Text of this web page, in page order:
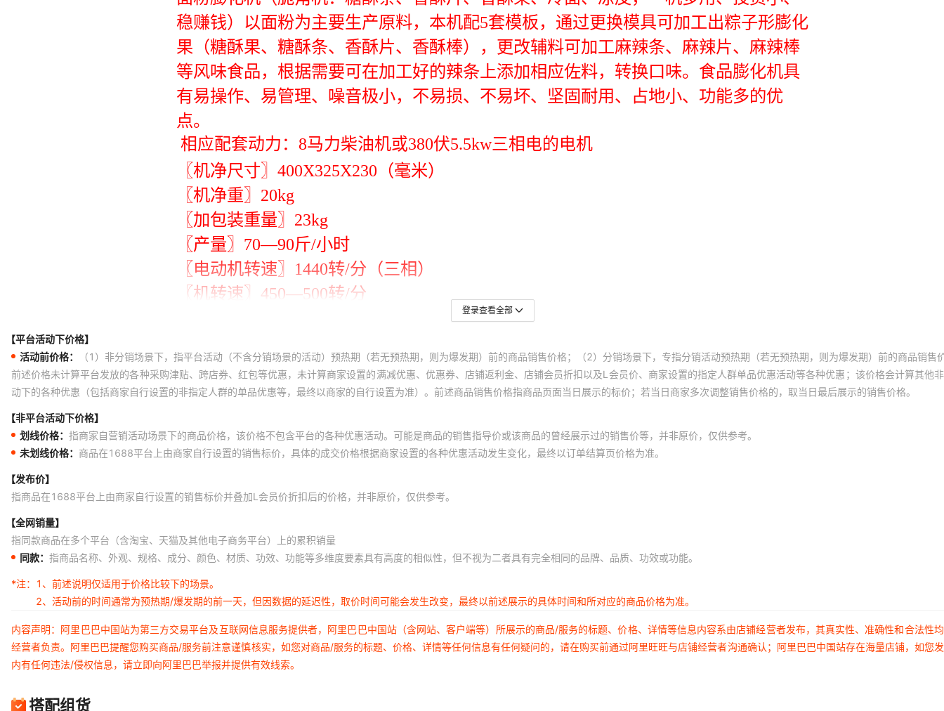
登录查看全部
【平台活动下价格】
活动前价格：
（1）非分销场景下，指平台活动（不含分销场景的活动）预热期（若无预热期，则为爆发期）前的商品销售价格；（2）分销场景下，专指分销活动预热期（若无预热期，则为爆发期）前的商品销售
前述价格未计算平台发放的各种采购津贴、跨店券、红包等优惠，未计算商家设置的满减优惠、优惠券、店铺返利金、店铺会员折扣以及L会员价、商家设置的指定人群单品优惠活动等各种优惠；该价格会计算其他
动下的各种优惠（包括商家自行设置的非指定人群的单品优惠等，最终以商家的自行设置为准）。前述商品销售价格指商品页面当日展示的标价；若当日商家多次调整销售价格的，取当日最后展示的销售价格。
【非平台活动下价格】
划线价格： 指商家自营销活动场景下的商品价格，该价格不包含平台的各种优惠活动。可能是商品的销售指导价或该商品的曾经展示过的销售价等，并非原价，仅供参考。
未划线价格： 商品在1688平台上由商家自行设置的销售标价，具体的成交价格根据商家设置的各种优惠活动发生变化，最终以订单结算页价格为准。
【发布价】
指商品在1688平台上由商家自行设置的销售标价并叠加L会员价折扣后的价格，并非原价，仅供参考。
【全网销量】
指同款商品在多个平台（含淘宝、天猫及其他电子商务平台）上的累积销量
同款： 指商品名称、外观、规格、成分、颜色、材质、功效、功能等多维度要素具有高度的相似性，但不视为二者具有完全相同的品牌、品质、功效或功能。
*注：
1、前述说明仅适用于价格比较下的场景。
2、活动前的时间通常为预热期/爆发期的前一天，但因数据的延迟性，取价时间可能会发生改变，最终以前述展示的具体时间和所对应的商品价格为准。
内容声明：阿里巴巴中国站为第三方交易平台及互联网信息服务提供者，阿里巴巴中国站（含网站、客户端等）所展示的商品/服务的标题、价格、详情等信息内容系由店铺经营者发布，其真实性、准确性和合法性
经营者负责。阿里巴巴提醒您购买商品/服务前注意谨慎核实，如您对商品/服务的标题、价格、详情等任何信息有任何疑问的，请在购买前通过阿里旺旺与店铺经营者沟通确认；阿里巴巴中国站存在海量店铺，如您
内有任何违法/侵权信息，请立即向阿里巴巴举报并提供有效线索。
搭配组货